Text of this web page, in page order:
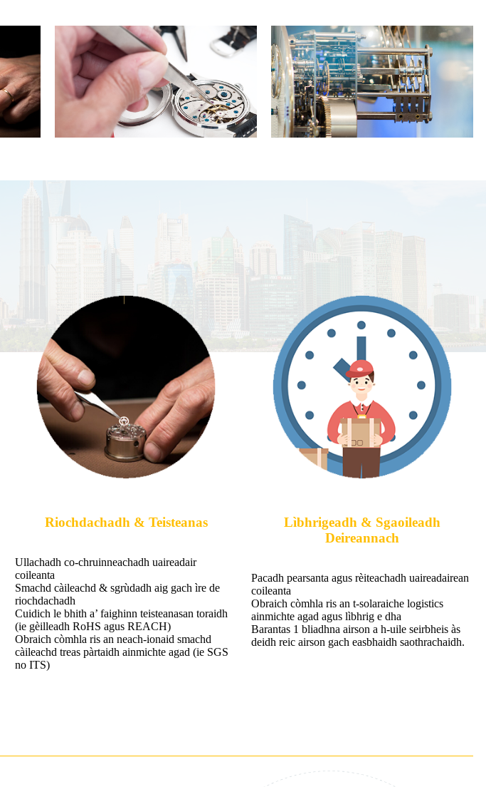
Riochdachadh & Teisteanas
Ullachadh co-chruinneachadh uaireadair
coileanta
Smachd càileachd & sgrùdadh aig gach ìre de
riochdachadh
Cuidich le bhith a’ faighinn teisteanasan toraidh
(ie gèilleadh RoHS agus REACH)
Obraich còmhla ris an neach-ionaid smachd
càileachd treas pàrtaidh ainmichte agad (ie SGS
no ITS)
Lìbhrigeadh & Sgaoileadh
Deireannach
Pacadh pearsanta agus rèiteachadh uaireadairean
coileanta
Obraich còmhla ris an t-solaraiche logistics
ainmichte agad agus lìbhrig e dha
Barantas 1 bliadhna airson a h-uile seirbheis às
deidh reic airson gach easbhaidh saothrachaidh.